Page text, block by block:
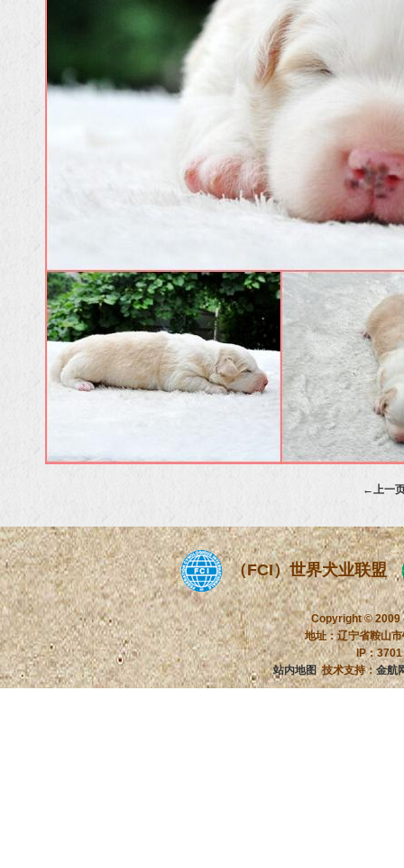
←上一
（FCI）世界犬业联盟
Copyright ©
地址：辽宁省鞍
IP：
站内地图技术支持：金航